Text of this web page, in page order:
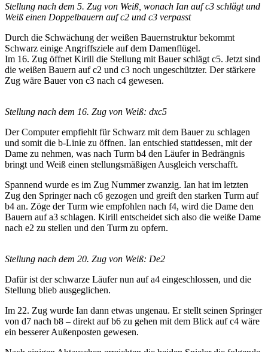
Stellung nach dem 5. Zug von Weiß, wonach Ian auf c3 schlägt und
Weiß einen Doppelbauern auf c2 und c3 verpasst
Durch die Schwächung der weißen Bauernstruktur bekommt
Schwarz einige Angriffsziele auf dem Damenflügel.
Im 16. Zug öffnet Kirill die Stellung mit Bauer schlägt c5. Jetzt sind
die weißen Bauern auf c2 und c3 noch ungeschützter. Der stärkere
Zug wäre Bauer von c3 nach c4 gewesen.
Stellung nach dem 16. Zug von Weiß: dxc5
Der Computer empfiehlt für Schwarz mit dem Bauer zu schlagen
und somit die b-Linie zu öffnen. Ian entschied stattdessen, mit der
Dame zu nehmen, was nach Turm b4 den Läufer in Bedrängnis
bringt und Weiß einen stellungsmäßigen Ausgleich verschafft.
Spannend wurde es im Zug Nummer zwanzig. Ian hat im letzten
Zug den Springer nach c6 gezogen und greift den starken Turm auf
b4 an. Zöge der Turm wie empfohlen nach f4, wird die Dame den
Bauern auf a3 schlagen. Kirill entscheidet sich also die weiße Dame
nach e2 zu stellen und den Turm zu opfern.
Stellung nach dem 20. Zug von Weiß: De2
Dafür ist der schwarze Läufer nun auf a4 eingeschlossen, und die
Stellung blieb ausgeglichen.
Im 22. Zug wurde Ian dann etwas ungenau. Er stellt seinen Springer
von d7 nach b8 – direkt auf b6 zu gehen mit dem Blick auf c4 wäre
ein besserer Außenposten gewesen.